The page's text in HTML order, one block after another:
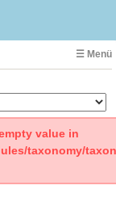
☰ Menü
value in
taxonomy/